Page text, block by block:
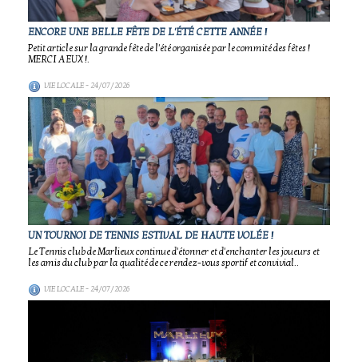
ENCORE UNE BELLE FÊTE DE L'ÉTÉ CETTE ANNÉE !
Petit article sur la grande fête de l'été organisée par le commité des fêtes !
MERCI A EUX !.
VIE LOCALE- 24/07/2026
UN TOURNOI DE TENNIS ESTIVAL DE HAUTE VOLÉE !
Le Tennis club de Marlieux continue d'étonner et d'enchanter les joueurs et
les amis du club par la qualité de ce rendez-vous sportif et convivial..
VIE LOCALE- 24/07/2026